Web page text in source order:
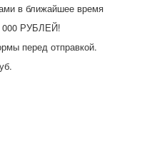
в ближайшее время
РУБЛЕЙ!
перед отправкой.